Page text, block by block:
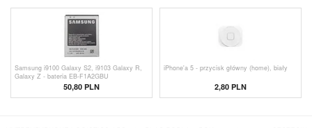
Samsung i9100 Galaxy S2, i9103 Galaxy R,
Galaxy Z - bateria EB-F1A2GBU
50,80 PLN
iPhone'a 5 - przycisk główny (home), biały
2,80 PLN